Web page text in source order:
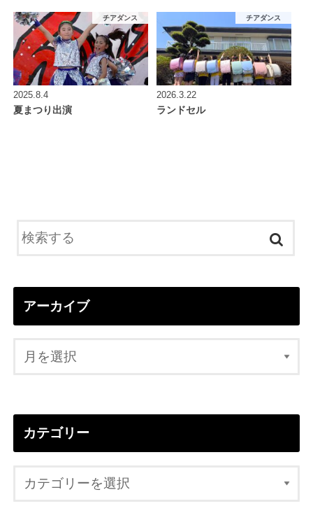
チアダンス
2025.8.4
夏まつり出演
チアダンス
2026.3.22
ランドセル
アーカイブ
カテゴリー